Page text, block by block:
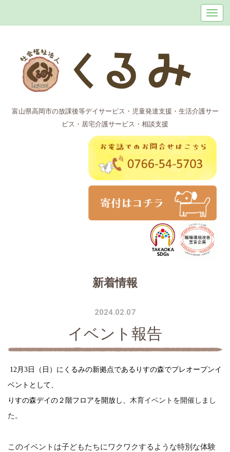
富山県高岡市の放課後等デイサービス・児童発達支援・生活介護サー
ビス・居宅介護サービス・相談支援
新着情報
2024.02.07
イベント報告
12月3日（日）にくるみの新拠点であるりすの森でプレオープンイ
ベントとして、
りすの森デイの２階フロアを開放し、 木育イベントを開催しまし
た。
このイベントは子どもたちにワクワクするような特別な体験